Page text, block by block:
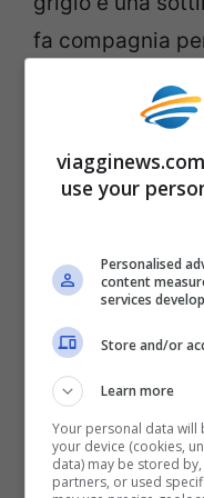
fa compagnia
Con un clima
indispensabile
prettamente
camminando
riscalderete e
dei teatri fa
della possibilità
resistenti
indispensabili.
e cappelli. Non
use your
Personalised
content
services
Store and/or
Learn more
Your personal data
your device (cookies,
data) may be stored
partners, or used